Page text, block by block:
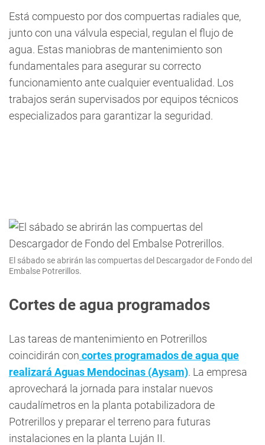
Está compuesto por dos compuertas radiales que,
junto con una válvula especial, regulan el flujo de
agua. Estas maniobras de mantenimiento son
fundamentales para asegurar su correcto
funcionamiento ante cualquier eventualidad. Los
trabajos serán supervisados por equipos técnicos
especializados para garantizar la seguridad.
El sábado se abrirán las compuertas del Descargador de Fondo del
Embalse Potrerillos.
Cortes de agua programados
Las tareas de mantenimiento en Potrerillos
coincidirán con cortes programados de agua que
realizará Aguas Mendocinas (Aysam). La empresa
aprovechará la jornada para instalar nuevos
caudalímetros en la planta potabilizadora de
Potrerillos y preparar el terreno para futuras
instalaciones en la planta Luján II.